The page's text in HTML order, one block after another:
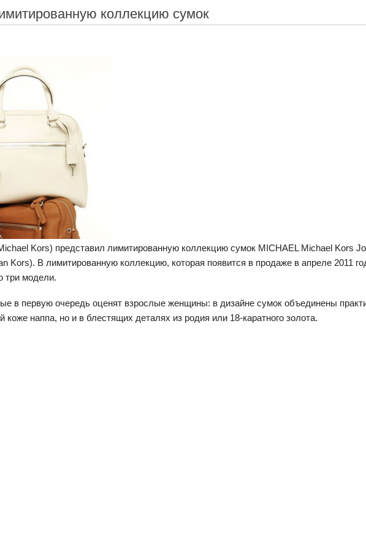
коллекцию сумок
Kors) представил лимитированную коллекцию сумок MICHAEL Michael Kors
Kors). В лимитированную коллекцию, которая появится в продаже в апреле 2011
три модели.
в первую очередь оценят взрослые женщины: в дизайне сумок объединены
коже наппа, но и в блестящих деталях из родия или 18-каратного золота.